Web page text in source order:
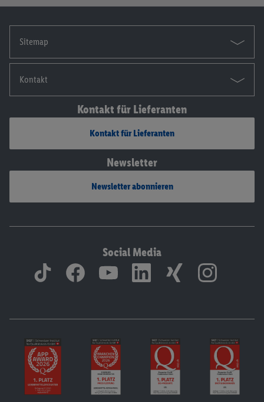
Sitemap
Kontakt
Kontakt für Lieferanten
Kontakt für Lieferanten
Newsletter
Newsletter abonnieren
Social Media